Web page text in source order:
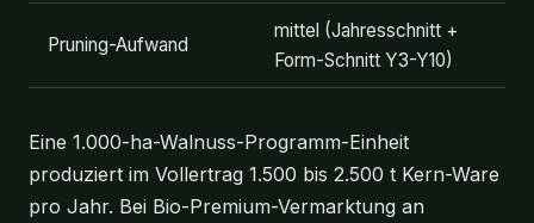
Pruning-Aufwand
mittel (Jahresschnitt +
Form-Schnitt Y3-Y10)
Eine 1.000-ha-Walnuss-Programm-Einheit
produziert im Vollertrag 1.500 bis 2.500 t Kern-Ware
pro Jahr. Bei Bio-Premium-Vermarktung an